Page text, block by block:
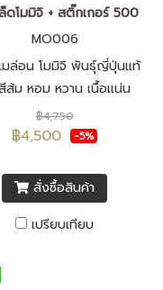
ดโมมิจิ + สติ๊กเกอร์ 500
MO006
มล่อน โมมิจิ พันธุ์ญี่ปุ่นแท้
ส้ม หอม หวาน เนื้อแน่น
เปลือกบาง เมล็ดพันธุ์นำ
ากประเทศญี่ปุ่น F1 ทั้งหมด
ป้ายห้อย (Tag)
฿4,750
฿4,500 -5%
สั่งซื้อสินค้า
เปรียบเทียบ